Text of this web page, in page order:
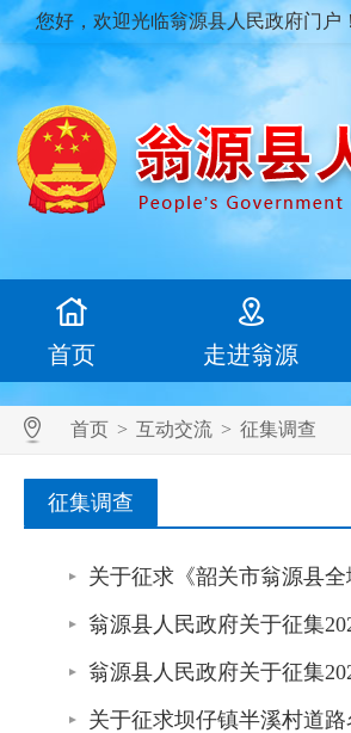
您好，欢迎光临翁源县人民政府门户！
首页 走进翁源
首页 > 互动交流 > 征集调查
征集调查
关于征求《韶关市翁源县
翁源县人民政府关于征集
翁源县人民政府关于征集
关于征求坝仔镇半溪村道